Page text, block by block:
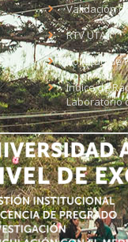
Validación
RTV UTA
Solicitud de
Índice de
Laboratorio